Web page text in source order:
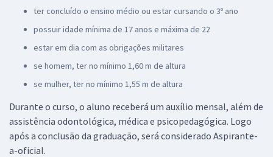
ter concluído o ensino médio ou estar cursando o 3º ano
possuir idade mínima de 17 anos e máxima de 22
estar em dia com as obrigações militares
se homem, ter no mínimo 1,60 m de altura
se mulher, ter no mínimo 1,55 m de altura
Durante o curso, o aluno receberá um auxílio mensal, além de
assistência odontológica, médica e psicopedagógica. Logo
após a conclusão da graduação, será considerado Aspirante-
a-oficial.